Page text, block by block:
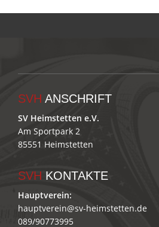
SVH ANSCHRIFT
SV Heimstetten e.V.
Am Sportpark 2
85551 Heimstetten
SVH KONTAKTE
Hauptverein:
hauptverein@sv-heimstetten.de
089/90773995